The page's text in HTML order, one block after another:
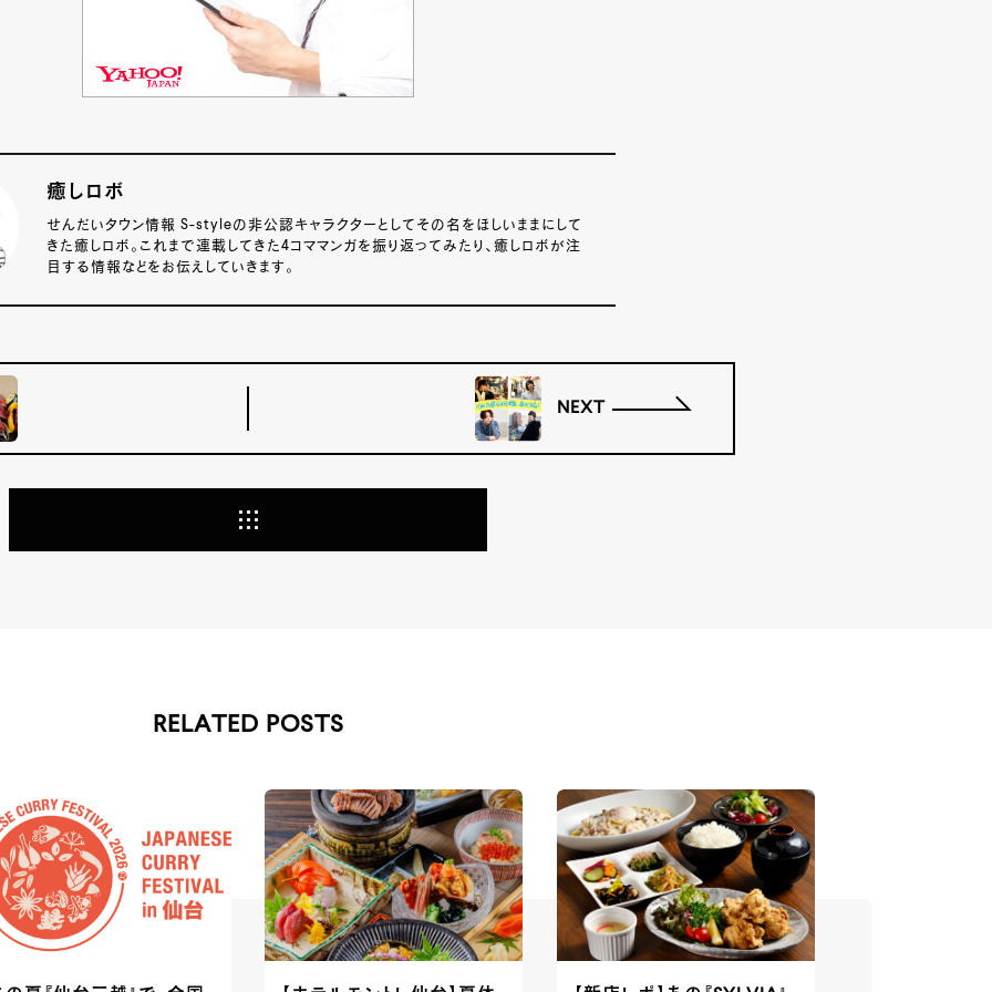
癒しロボ
せんだいタウン情報 S-styleの非公認キャラクターとしてその名をほしいままにして
きた癒しロボ。これまで連載してきた4コママンガを振り返ってみたり、癒しロボが注
目する情報などをお伝えしていきます。
NEXT
RELATED POSTS